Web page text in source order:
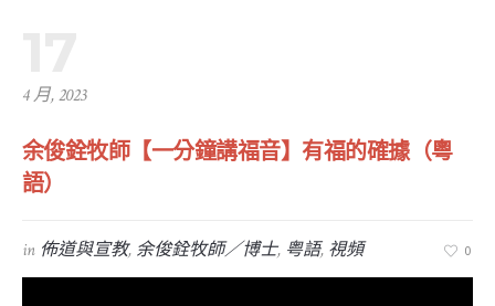
4 月, 2023
余俊銓牧師【一分鐘講福音】有福的確據（粵
語）
in 佈道與宣教, 余俊銓牧師／博士, 粤語, 視頻 0